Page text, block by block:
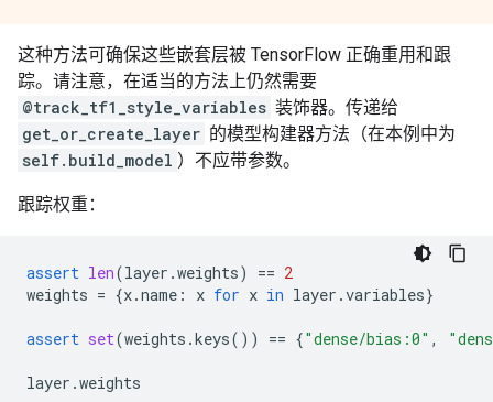
这种方法可确保这些嵌套层被 TensorFlow 正确重用和跟
踪。请注意，在适当的方法上仍然需要
@track_tf1_style_variables 装饰器。传递给
get_or_create_layer 的模型构建器方法（在本例中为
self.build_model ）不应带参数。
跟踪权重：
assert len(layer .weights) == 2
weights = {x.name : x for x in layer .variables}
assert set(weights .keys()) == {"dense/bias:0" ,
layer .weights